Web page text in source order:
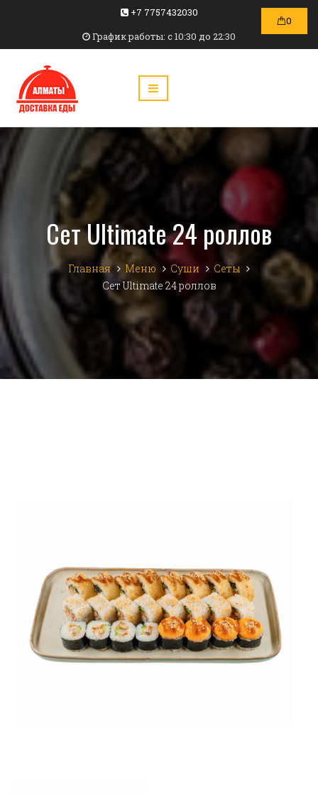
+7 7757432030
График работы: c 10:30 до 22:30
0
Сет Ultimate 24 роллов
Главная Меню Суши
Сеты
Сет Ultimate 24 роллов